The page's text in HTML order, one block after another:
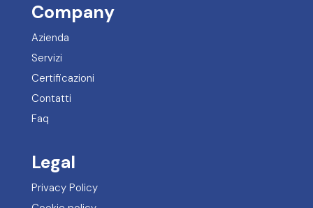
Company
Azienda
Servizi
Certificazioni
Contatti
Faq
Legal
Privacy Policy